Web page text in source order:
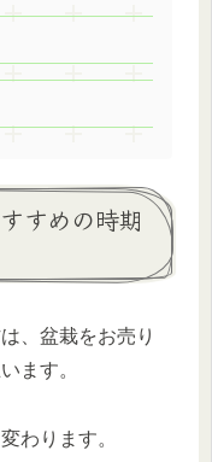
すめの時期
、盆栽をお売り
ます。
わります。